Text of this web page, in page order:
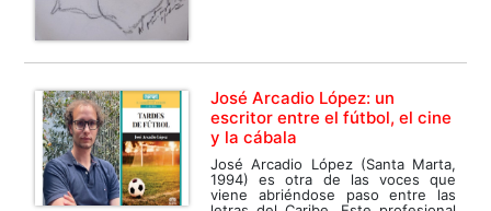
José Arcadio López: un
escritor entre el fútbol, el cine
y la cábala
José Arcadio López (Santa Marta,
1994) es otra de las voces que
viene abriéndose paso entre las